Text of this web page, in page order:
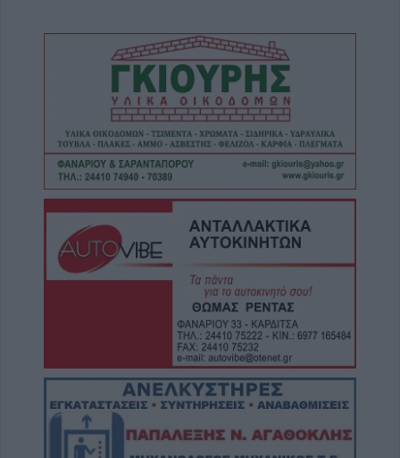
Εγκρίθηκε η προγραμματική σύμβαση για
την εκπόνηση της μελέτης ανακατασκευής
της ιστορικής Γέφυρας Κοράκου
5 Αυγούστου 2026, 20:54
Κάηκε ολοσχερώς αυτοκίνητο στην περιοχή
του Μορφοβουνίου
5 Αυγούστου 2026, 20:50
Το Σάββατο 8 Αυγούστου το 40ήμερο
μνημόσυνο του Κωνσταντίνου
Αναγνωστόπουλου
5 Αυγούστου 2026, 20:49
Εκδήλωση μνήμης για Χιροσίμα -
Ναγκασάκι και αντιιμπεριαλιστική
παρέμβαση από την Επιτροπή Ειρήνης
Καρδίτσας (+Φωτο +Βίντεο)
5 Αυγούστου 2026, 20:42
Ο Φονσέκα απέκλεισε τον Τσιτσιπά από το
Masters του Μόντρεαλ